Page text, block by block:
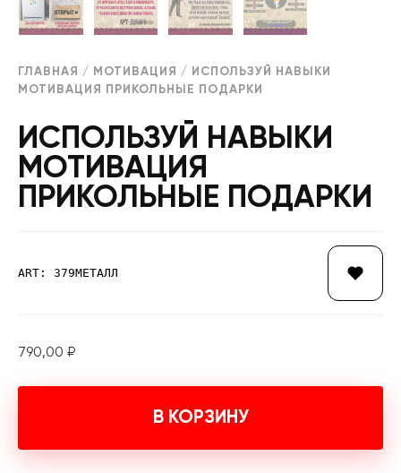
ГЛАВНАЯ / МОТИВАЦИЯ / ИСПОЛЬЗУЙ НАВЫКИ
МОТИВАЦИЯ ПРИКОЛЬНЫЕ ПОДАРКИ
ИСПОЛЬЗУЙ НАВЫКИ
МОТИВАЦИЯ
ПРИКОЛЬНЫЕ ПОДАРКИ
ART: 379МЕТАЛЛ
790,00 ₽
В КОРЗИНУ